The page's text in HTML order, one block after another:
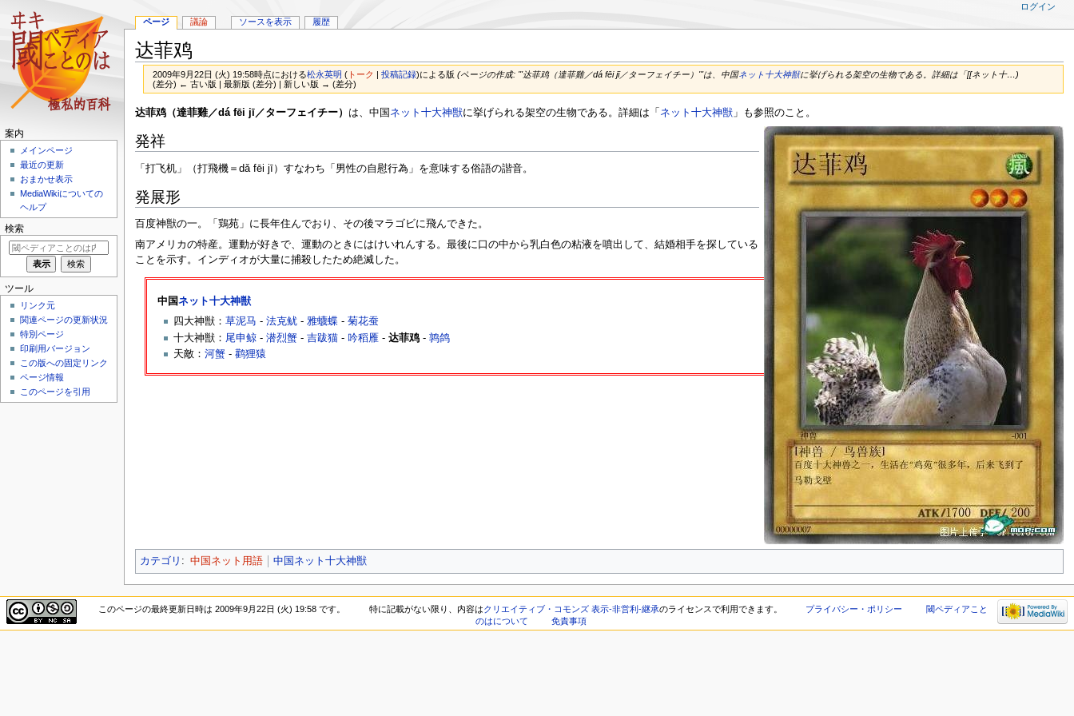
达菲鸡
2009年9月22日 (火) 19:58時点における松永英明 (トーク | 投稿記録)による版 (ページの作成: '''达菲鸡（達菲雞／dá fēi jī／ターフェイチー）'''は、中国ネット十大神獣に挙げられる架空の生物である。詳細は「[[ネット十…)
(差分) ← 古い版 | 最新版 (差分) | 新しい版 → (差分)
ナ
ゲ
ョ
ン
に
動
検
に
达菲鸡（達菲雞／dá fēi jī／ターフェイチー） は、中国 ネット十大神獣に挙げられる架空の生物である。詳細は「 ネット十大神獣」も参照のこと。
発祥
「打飞机」（打飛機＝dǎ fēi jī）すなわち「男性の自慰行為」を意味する俗語の諧音。
発展形
百度神獣の一。「鶏苑」に長年住んでおり、その後マラゴビに飛んできた。
南アメリカの特産。運動が好きで、運動のときにはけいれんする。最後に口の中から乳白色の粘液を噴出して、結婚相手を探している
ことを示す。インディオが大量に捕殺したため絶滅した。
中国ネット十大神獣
四大神獣：草泥马 -法克鱿 -雅蠛蝶 -菊花蚕
十大神獣： 尾申鲸 -潜烈蟹 -吉跋猫 - 吟稻雁 -达菲鸡 -鹑鸽
天敵：河蟹 -鹳狸猿
カテゴリ : 中国ネット用語 中国ネット十大神獣
ページ 議論 ソースを表示 履歴
ログイン
案内
メインページ
最近の更新
おまかせ表示
MediaWikiについての
ヘルプ
検索
ツール
リンク元
関連ページの更新状況
特別ページ
印刷用バージョン
この版への固定リンク
ページ情報
このページを引用
このページの最終更新日時は 2009年9月22日 (火) 19:58 です。 特に記載がない限り、内容はクリエイティブ・コモンズ 表示-非営利-継承のライセンスで利用できます。 プライバシー・ポリシー
閾ペディアこと
のはについて
免責事項